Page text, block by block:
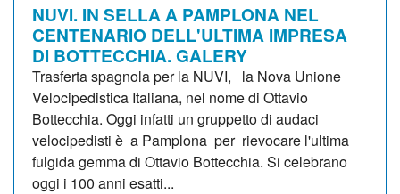
NUVI. IN SELLA A PAMPLONA NEL
CENTENARIO DELL'ULTIMA IMPRESA
DI BOTTECCHIA. GALERY
Trasferta spagnola per la NUVI, la Nova Unione
Velocipedistica Italiana, nel nome di Ottavio
Bottecchia. Oggi infatti un gruppetto di audaci
velocipedisti è a Pamplona per rievocare l'ultima
fulgida gemma di Ottavio Bottecchia. Si celebrano
oggi i 100 anni esatti...